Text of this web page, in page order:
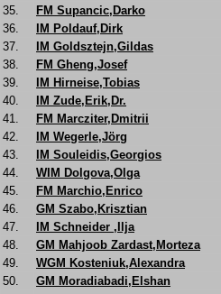
35.
FM Supancic,Darko
36.
IM Poldauf,Dirk
37.
IM Goldsztejn,Gildas
38.
FM Gheng,Josef
39.
IM Hirneise,Tobias
40.
IM Zude,Erik,Dr.
41.
FM Marcziter,Dmitrii
42.
IM Wegerle,Jörg
43.
IM Souleidis,Georgios
44.
WIM Dolgova,Olga
45.
FM Marchio,Enrico
46.
GM Szabo,Krisztian
47.
IM Schneider ,Ilja
48.
GM Mahjoob Zardast,Morteza
49.
WGM Kosteniuk,Alexandra
50.
GM Moradiabadi,Elshan